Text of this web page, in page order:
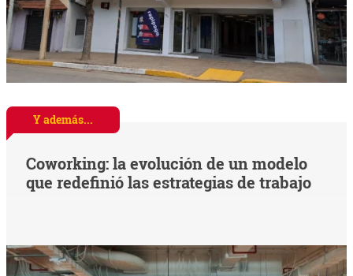
Y además...
Coworking: la evolución de un modelo
que redefinió las estrategias de trabajo